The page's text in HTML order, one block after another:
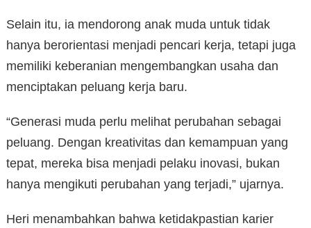
Selain itu, ia mendorong anak muda untuk tidak
hanya berorientasi menjadi pencari kerja, tetapi juga
memiliki keberanian mengembangkan usaha dan
menciptakan peluang kerja baru.
“Generasi muda perlu melihat perubahan sebagai
peluang. Dengan kreativitas dan kemampuan yang
tepat, mereka bisa menjadi pelaku inovasi, bukan
hanya mengikuti perubahan yang terjadi,” ujarnya.
Heri menambahkan bahwa ketidakpastian karier